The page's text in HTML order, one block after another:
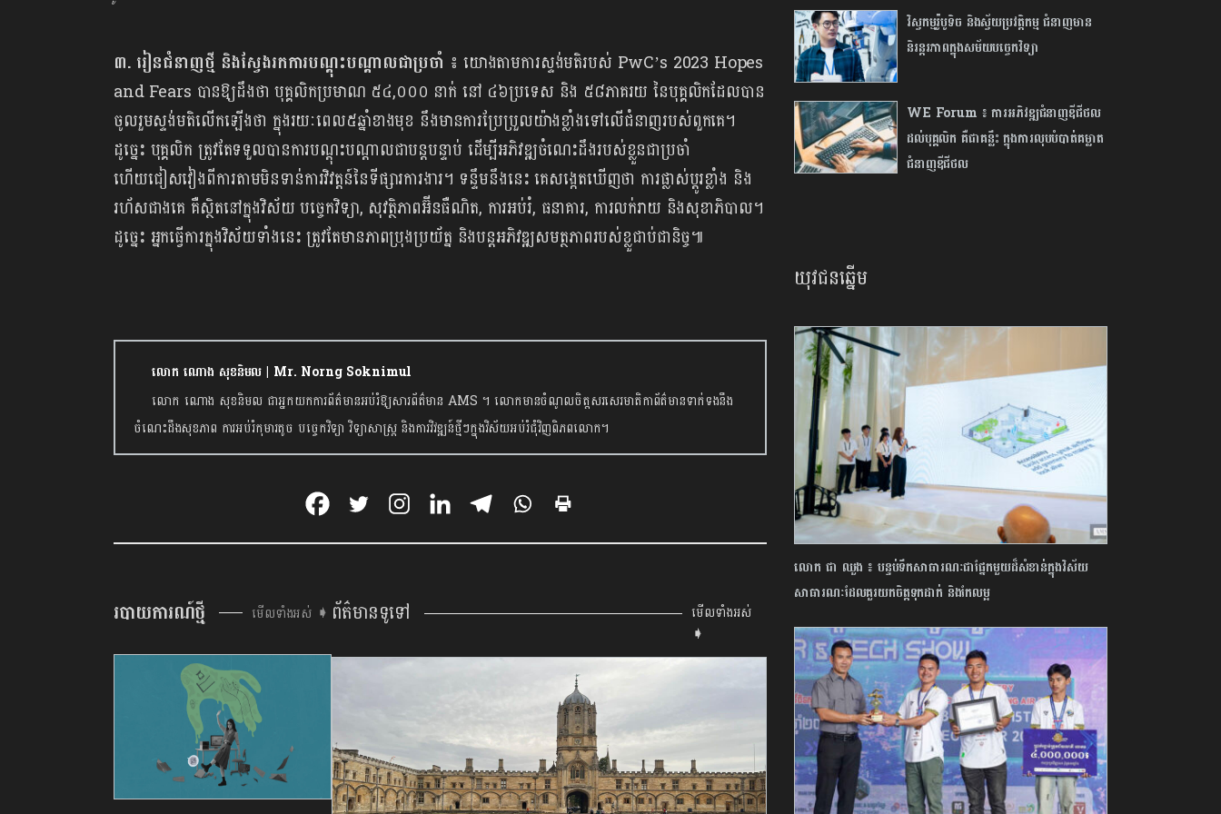
៣. រៀនជំនាញថ្មី និងស្វែងរកការបណ្ដុះបណ្ដាលជាប្រចាំ ៖ យោងតាមការស្ទង់មតិរបស់ PwC’s 2023 Hopes
and Fears បានឱ្យដឹងថា បុគ្គលិកប្រមាណ ៥៤,០០០ នាក់ នៅ ៤៦ប្រទេស និង ៥៨ភាគរយ នៃបុគ្គលិកដែលបាន
ចូលរួមស្ទង់មតិលើកឡើងថា ក្នុងរយៈពេល៥ឆ្នាំខាងមុខ នឹងមានការប្រែប្រួលយ៉ាងខ្លាំងទៅលើជំនាញរបស់ពួកគេ។
ដូច្នេះ បុគ្គលិក ត្រូវតែទទួលបានការបណ្ដុះបណ្ដាលជាបន្តបន្ទាប់ ដើម្បីអភិវឌ្ឍចំណេះដឹងរបស់ខ្លួនជាប្រចាំ
ហើយជៀសវៀងពីការតាមមិនទាន់ការវិវត្តន៍នៃទីផ្សារការងារ។ ទន្ទឹមនឹងនេះ គេសង្កេតឃើញថា ការផ្លាស់ប្ដូរខ្លាំង និង
រហ័សជាងគេ គឺស្ថិតនៅក្នុងវិស័យ បច្ចេកវិទ្យា, សុវត្ថិភាពអ៊ីនធឺណិត, ការអប់រំ, ធនាគារ, ការលក់រាយ និងសុខាភិបាល។
ដូច្នេះ អ្នកធ្វើការក្នុងវិស័យទាំងនេះ ត្រូវតែមានភាពប្រុងប្រយ័ត្ន និងបន្តអភិវឌ្ឍសមត្ថភាពរបស់ខ្លួជាប់ជានិច្ច៕
លោក ណោង សុខនិមល | Mr. Norng Soknimul
លោក ណោង សុខនិមល ជាអ្នកយកការព័ត៌មានអប់រំឱ្យសារព័ត៌មាន AMS ។ លោកមានចំណូលចិត្តសរសេរមាតិកាព័ត៌មានទាក់ទងនឹង
ចំណេះដឹងសុខភាព ការអប់រំកុមារតូច បច្ចេកវិទ្យា វិទ្យាសាស្ត្រ និងការវិវឌ្ឍន៍ថ្មីៗក្នុងវិស័យអប់រំជុំវិញពិភពលោក។
របាយការណ៍ថ្មី មើលទាំងអស់ ➧ ព័ត៌មានទូទៅ
មើលទាំងអស់
➧
វិស្វកម្ម​រ៉ូបូទិច និង​ស្វ័យប្រវត្តិកម្ម ជំនាញ​មាន​
និរន្តរភាព​ក្នុង​សម័យ​បច្ចេកវិទ្យា
WE Forum ៖ ការអភិវឌ្ឍជំនាញឌីជីថល
ដល់បុគ្គលិក គឺជាគន្លឹះ ក្នុងការលុបបំបាត់គម្លាត
ជំនាញឌីជីថល
យុវជនឆ្នើម
លោក ជា ឈួង ៖ បន្ទប់ទឹកសាធារណៈជាផ្នែកមួយដ៏សំខាន់ក្នុងវិស័យ
សាធារណៈដែលគួរយកចិត្តទុកដាក់ និងកែលម្អ